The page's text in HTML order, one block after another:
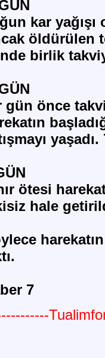
kar
öldürülen
birlik
gün önce
ötesi
hale
7